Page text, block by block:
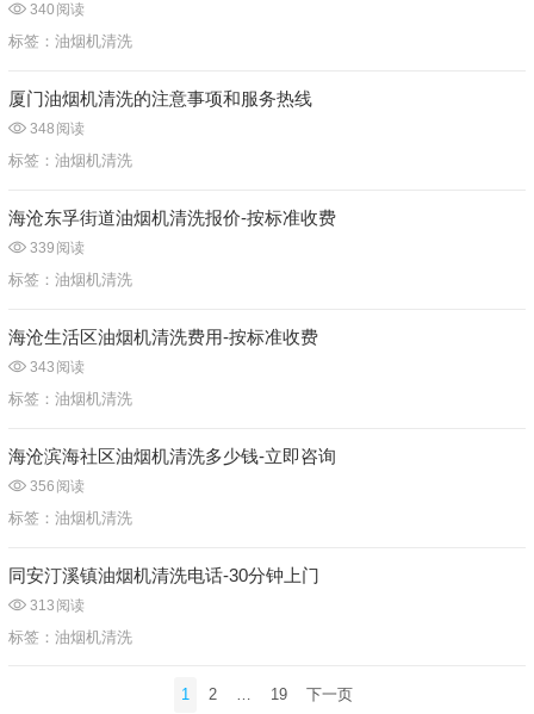
340 阅读
标签： 油烟机清洗
厦门油烟机清洗的注意事项和服务热线
348 阅读
标签： 油烟机清洗
海沧东孚街道油烟机清洗报价-按标准收费
339 阅读
标签： 油烟机清洗
海沧生活区油烟机清洗费用-按标准收费
343 阅读
标签： 油烟机清洗
海沧滨海社区油烟机清洗多少钱-立即咨询
356 阅读
标签： 油烟机清洗
同安汀溪镇油烟机清洗电话-30分钟上门
313 阅读
标签： 油烟机清洗
1 2 19 下一页